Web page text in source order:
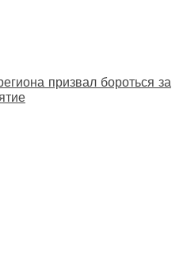
призвал бороться за